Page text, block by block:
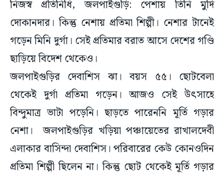
নিজস্ব প্রতিনিধি, জলপাইগুড়ি: পেশায় তিনি মুদি
দোকানদার। কিন্তু নেশায় প্রতিমা শিল্পী। নেশার টানেই
গড়েন মিনি দুর্গা। সেই প্রতিমার বরাত আসে দেশের গণ্ডি
ছাড়িয়ে বিদেশ থেকেও।
জলপাইগুড়ির দেবাশিস ঝা। বয়স ৫৫। ছোটবেলা
থেকেই দুর্গা প্রতিমা গড়েন। আজও সেই উৎসাহে
বিন্দুমাত্র ভাটা পড়েনি। ছাড়তে পারেননি মূর্তি গড়ার
নেশা। জলপাইগুড়ির খড়িয়া পঞ্চায়েতের রাখালদেবী
এলাকার বাসিন্দা দেবাশিস। পরিবারের কেউ কোনওদিন
প্রতিমা শিল্পী ছিলেন না। কিন্তু ছোট থেকেই মূর্তি গড়ার